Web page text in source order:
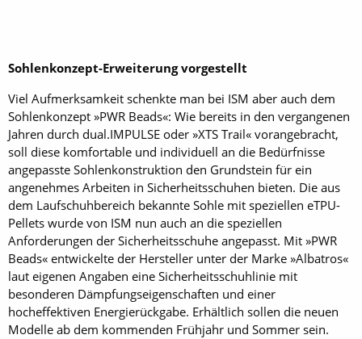
Sohlenkonzept-Erweiterung vorgestellt
Viel Aufmerksamkeit schenkte man bei ISM aber auch dem
Sohlenkonzept »PWR Beads«: Wie bereits in den vergangenen
Jahren durch dual.IMPULSE oder »XTS Trail« vorangebracht,
soll diese komfortable und individuell an die Bedürfnisse
angepasste Sohlenkonstruktion den Grundstein für ein
angenehmes Arbeiten in Sicherheitsschuhen bieten. Die aus
dem Laufschuhbereich bekannte Sohle mit speziellen eTPU-
Pellets wurde von ISM nun auch an die speziellen
Anforderungen der Sicherheitsschuhe angepasst. Mit »PWR
Beads« entwickelte der Hersteller unter der Marke »Albatros«
laut eigenen Angaben eine Sicherheitsschuhlinie mit
besonderen Dämpfungseigenschaften und einer
hocheffektiven Energierückgabe. Erhältlich sollen die neuen
Modelle ab dem kommenden Frühjahr und Sommer sein.